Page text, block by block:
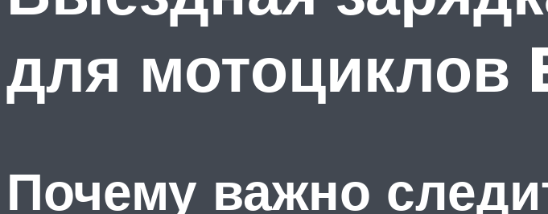
для мотоциклов
Почему важно